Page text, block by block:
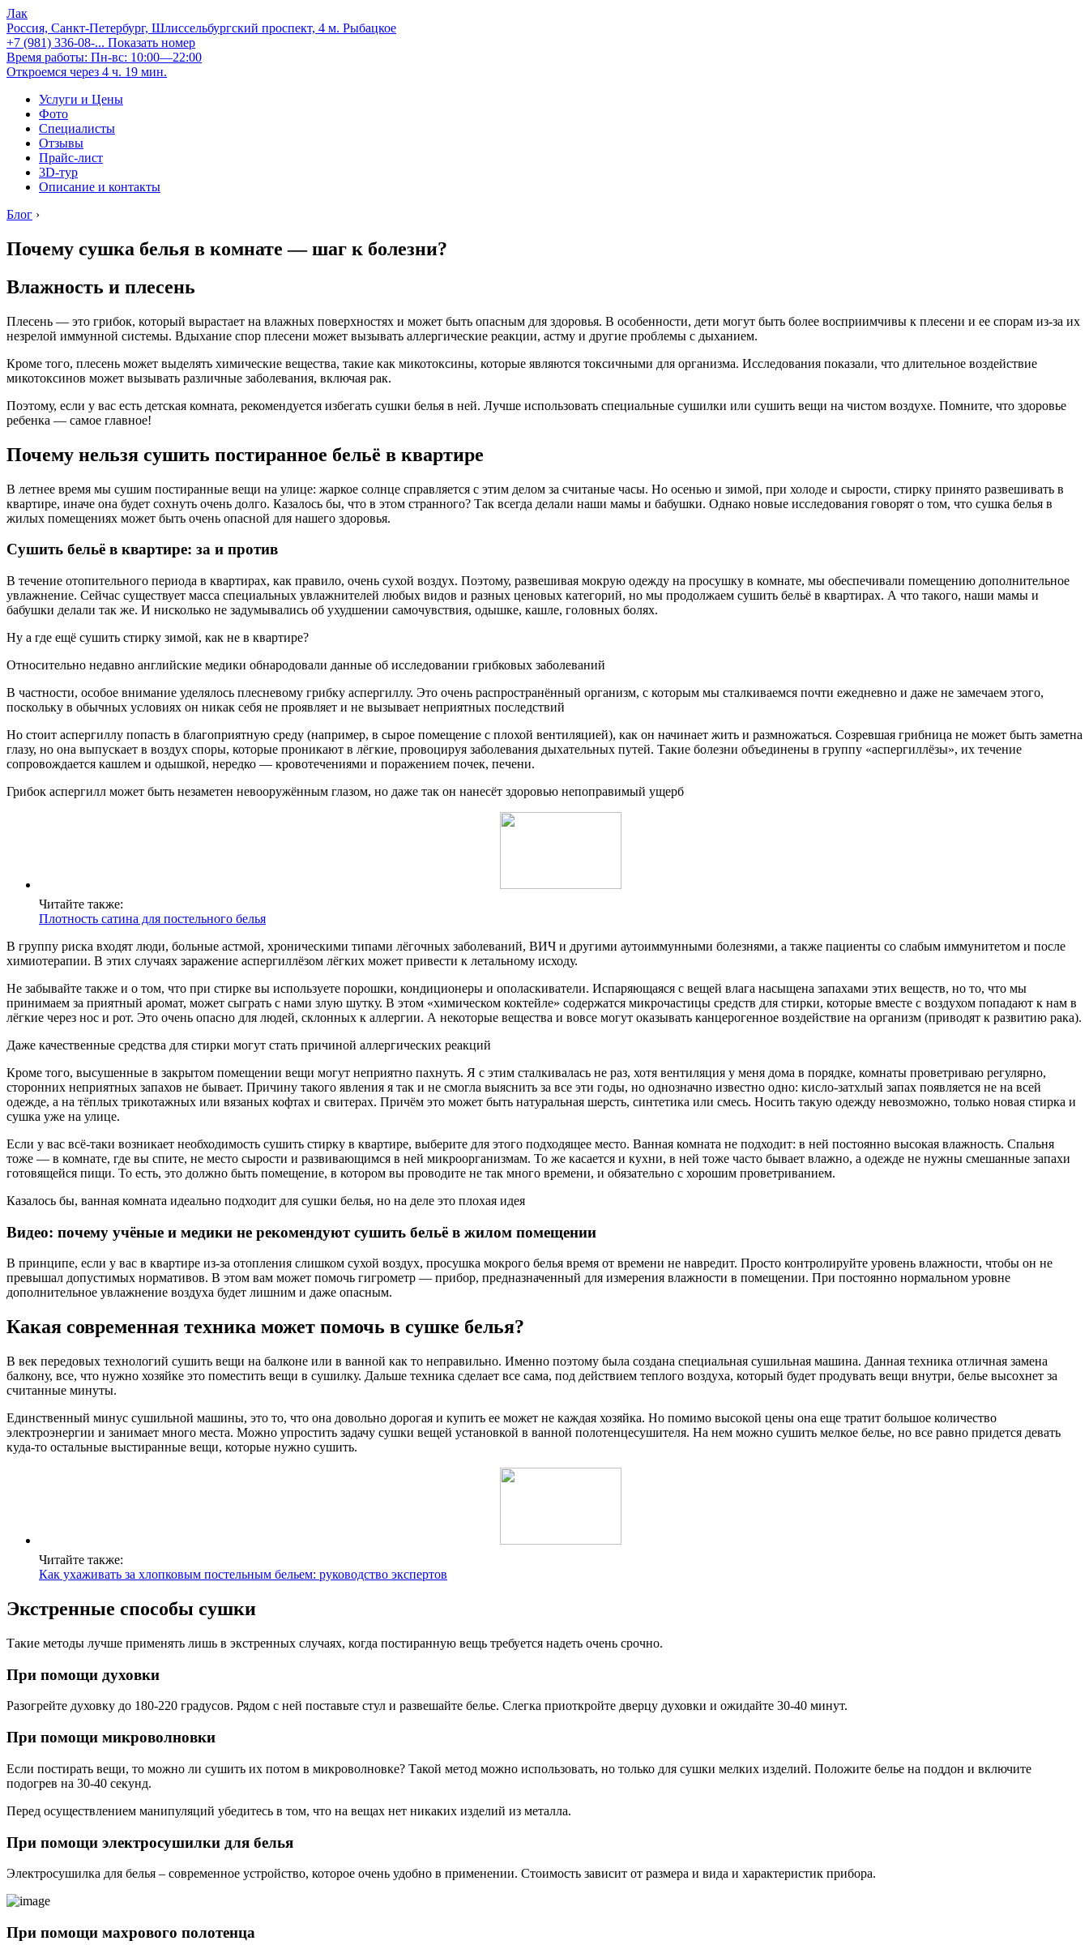
Лак
Россия, Санкт-Петербург, Шлиссельбургский проспект, 4 м. Рыбацкое
+7 (981) 336-08-... Показать номер
Время работы: Пн-вс: 10:00—22:00
Откроемся через 4 ч. 19 мин.
Услуги и Цены
Фото
Специалисты
Отзывы
Прайс-лист
3D-тур
Описание и контакты
Блог ›
Почему сушка белья в комнате — шаг к болезни?
Влажность и плесень
Плесень — это грибок, который вырастает на влажных поверхностях и может быть опасным для здоровья. В особенности, дети могут быть более восприимчивы к плесени и ее спорам из-за их
незрелой иммунной системы. Вдыхание спор плесени может вызывать аллергические реакции, астму и другие проблемы с дыханием.
Кроме того, плесень может выделять химические вещества, такие как микотоксины, которые являются токсичными для организма. Исследования показали, что длительное воздействие
микотоксинов может вызывать различные заболевания, включая рак.
Поэтому, если у вас есть детская комната, рекомендуется избегать сушки белья в ней. Лучше использовать специальные сушилки или сушить вещи на чистом воздухе. Помните, что здоровье
ребенка — самое главное!
Почему нельзя сушить постиранное бельё в квартире
В летнее время мы сушим постиранные вещи на улице: жаркое солнце справляется с этим делом за считаные часы. Но осенью и зимой, при холоде и сырости, стирку принято развешивать в
квартире, иначе она будет сохнуть очень долго. Казалось бы, что в этом странного? Так всегда делали наши мамы и бабушки. Однако новые исследования говорят о том, что сушка белья в
жилых помещениях может быть очень опасной для нашего здоровья.
Сушить бельё в квартире: за и против
В течение отопительного периода в квартирах, как правило, очень сухой воздух. Поэтому, развешивая мокрую одежду на просушку в комнате, мы обеспечивали помещению дополнительное
увлажнение. Сейчас существует масса специальных увлажнителей любых видов и разных ценовых категорий, но мы продолжаем сушить бельё в квартирах. А что такого, наши мамы и
бабушки делали так же. И нисколько не задумывались об ухудшении самочувствия, одышке, кашле, головных болях.
Ну а где ещё сушить стирку зимой, как не в квартире?
Относительно недавно английские медики обнародовали данные об исследовании грибковых заболеваний
В частности, особое внимание уделялось плесневому грибку аспергиллу. Это очень распространённый организм, с которым мы сталкиваемся почти ежедневно и даже не замечаем этого,
поскольку в обычных условиях он никак себя не проявляет и не вызывает неприятных последствий
Но стоит аспергиллу попасть в благоприятную среду (например, в сырое помещение с плохой вентиляцией), как он начинает жить и размножаться. Созревшая грибница не может быть заметна
глазу, но она выпускает в воздух споры, которые проникают в лёгкие, провоцируя заболевания дыхательных путей. Такие болезни объединены в группу «аспергиллёзы», их течение
сопровождается кашлем и одышкой, нередко — кровотечениями и поражением почек, печени.
Грибок аспергилл может быть незаметен невооружённым глазом, но даже так он нанесёт здоровью непоправимый ущерб
Читайте также:
Плотность сатина для постельного белья
В группу риска входят люди, больные астмой, хроническими типами лёгочных заболеваний, ВИЧ и другими аутоиммунными болезнями, а также пациенты со слабым иммунитетом и после
химиотерапии. В этих случаях заражение аспергиллёзом лёгких может привести к летальному исходу.
Не забывайте также и о том, что при стирке вы используете порошки, кондиционеры и ополаскиватели. Испаряющаяся с вещей влага насыщена запахами этих веществ, но то, что мы
принимаем за приятный аромат, может сыграть с нами злую шутку. В этом «химическом коктейле» содержатся микрочастицы средств для стирки, которые вместе с воздухом попадают к нам в
лёгкие через нос и рот. Это очень опасно для людей, склонных к аллергии. А некоторые вещества и вовсе могут оказывать канцерогенное воздействие на организм (приводят к развитию рака).
Даже качественные средства для стирки могут стать причиной аллергических реакций
Кроме того, высушенные в закрытом помещении вещи могут неприятно пахнуть. Я с этим сталкивалась не раз, хотя вентиляция у меня дома в порядке, комнаты проветриваю регулярно,
сторонних неприятных запахов не бывает. Причину такого явления я так и не смогла выяснить за все эти годы, но однозначно известно одно: кисло-затхлый запах появляется не на всей
одежде, а на тёплых трикотажных или вязаных кофтах и свитерах. Причём это может быть натуральная шерсть, синтетика или смесь. Носить такую одежду невозможно, только новая стирка и
сушка уже на улице.
Если у вас всё-таки возникает необходимость сушить стирку в квартире, выберите для этого подходящее место. Ванная комната не подходит: в ней постоянно высокая влажность. Спальня
тоже — в комнате, где вы спите, не место сырости и развивающимся в ней микроорганизмам. То же касается и кухни, в ней тоже часто бывает влажно, а одежде не нужны смешанные запахи
готовящейся пищи. То есть, это должно быть помещение, в котором вы проводите не так много времени, и обязательно с хорошим проветриванием.
Казалось бы, ванная комната идеально подходит для сушки белья, но на деле это плохая идея
Видео: почему учёные и медики не рекомендуют сушить бельё в жилом помещении
В принципе, если у вас в квартире из-за отопления слишком сухой воздух, просушка мокрого белья время от времени не навредит. Просто контролируйте уровень влажности, чтобы он не
превышал допустимых нормативов. В этом вам может помочь гигрометр — прибор, предназначенный для измерения влажности в помещении. При постоянно нормальном уровне
дополнительное увлажнение воздуха будет лишним и даже опасным.
Какая современная техника может помочь в сушке белья?
В век передовых технологий сушить вещи на балконе или в ванной как то неправильно. Именно поэтому была создана специальная сушильная машина. Данная техника отличная замена
балкону, все, что нужно хозяйке это поместить вещи в сушилку. Дальше техника сделает все сама, под действием теплого воздуха, который будет продувать вещи внутри, белье высохнет за
считанные минуты.
Единственный минус сушильной машины, это то, что она довольно дорогая и купить ее может не каждая хозяйка. Но помимо высокой цены она еще тратит большое количество
электроэнергии и занимает много места. Можно упростить задачу сушки вещей установкой в ванной полотенцесушителя. На нем можно сушить мелкое белье, но все равно придется девать
куда-то остальные выстиранные вещи, которые нужно сушить.
Читайте также:
Как ухаживать за хлопковым постельным бельем: руководство экспертов
Экстренные способы сушки
Такие методы лучше применять лишь в экстренных случаях, когда постиранную вещь требуется надеть очень срочно.
При помощи духовки
Разогрейте духовку до 180-220 градусов. Рядом с ней поставьте стул и развешайте белье. Слегка приоткройте дверцу духовки и ожидайте 30-40 минут.
При помощи микроволновки
Если постирать вещи, то можно ли сушить их потом в микроволновке? Такой метод можно использовать, но только для сушки мелких изделий. Положите белье на поддон и включите
подогрев на 30-40 секунд.
Перед осуществлением манипуляций убедитесь в том, что на вещах нет никаких изделий из металла.
При помощи электросушилки для белья
Электросушилка для белья – современное устройство, которое очень удобно в применении. Стоимость зависит от размера и вида и характеристик прибора.
При помощи махрового полотенца